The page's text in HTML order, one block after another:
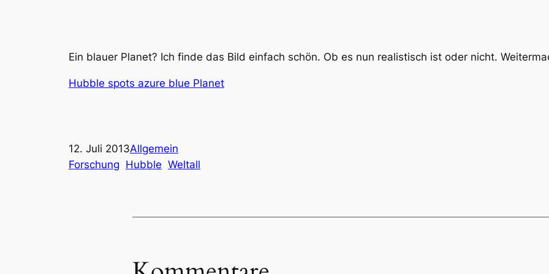
Ein blauer Planet? Ich finde das Bild einfach schön. Ob es nun realistisch ist oder nicht.
Hubble spots azure blue Planet
12. Juli 2013Allgemein
Forschung Hubble Weltall